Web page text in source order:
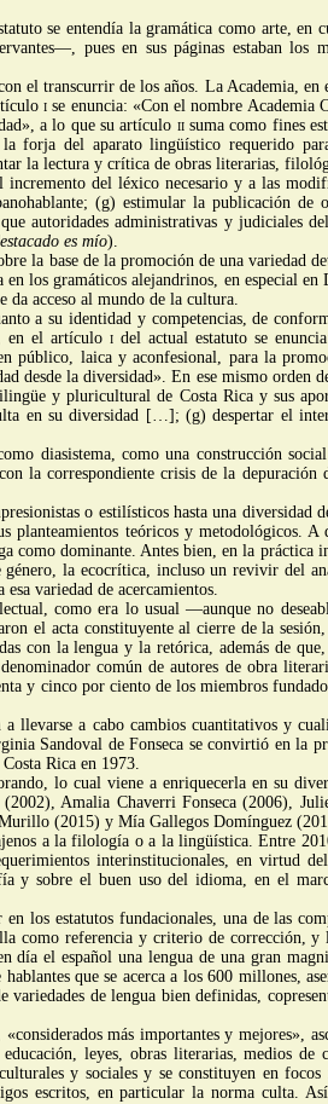
se entendía la gramática como arte, en
pues en sus páginas estaban los
el transcurrir de los años. La Academia,
i se enuncia: «Con el nombre Academia
a lo que su artículo iisuma como fines
forja del aparato lingüístico requerido
la lectura y crítica de obras literarias,
del léxico necesario y a las
(g) estimular la publicación de
autoridades administrativas y judiciales
es mío).
la base de la promoción de una variedad
los gramáticos alejandrinos, en especial en
acceso al mundo de la cultura.
a su identidad y competencias, de
en el artículoi del actual estatuto se
público, laica y aconfesional, para la
desde la diversidad». En ese mismo orden
y pluricultural de Costa Rica y sus
en su diversidad […]; (g) despertar el
diasistema, como una construcción
la correspondiente crisis de la depuración
o estilísticos hasta una diversidad
planteamientos teóricos y metodológicos.
como dominante. Antes bien, en la práctica
género, la ecocrítica, incluso un revivir del
variedad de acercamientos.
como era lo usual —aunque no
el acta constituyente al cierre de la
con la lengua y la retórica, además de
común de autores de obra
y cinco por ciento de los miembros
llevarse a cabo cambios cuantitativos y
Sandoval de Fonseca se convirtió en la
Rica en 1973.
lo cual viene a enriquecerla en su
Amalia Chaverri Fonseca (2006),
(2015) y Mía Gallegos Domínguez
a la filología o a la lingüística. Entre
interinstitucionales, en virtud
y sobre el buen uso del idioma, en el
los estatutos fundacionales, una de las
como referencia y criterio de corrección, y
el español una lengua de una gran
que se acerca a los 600 millones,
de lengua bien definidas,
más importantes y mejores»,
leyes, obras literarias, medios de
y sociales y se constituyen en focos
escritos, en particular la norma culta.